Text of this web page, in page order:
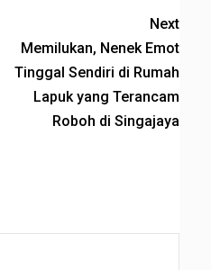
Next
Memilukan, Nenek Emot
Tinggal Sendiri di Rumah
Lapuk yang Terancam
Roboh di Singajaya